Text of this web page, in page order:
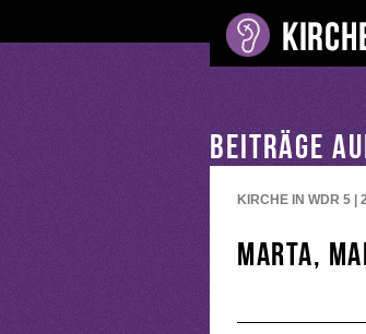
BEITRÄGE
KIRCHE IN WDR 5 |
Marta,